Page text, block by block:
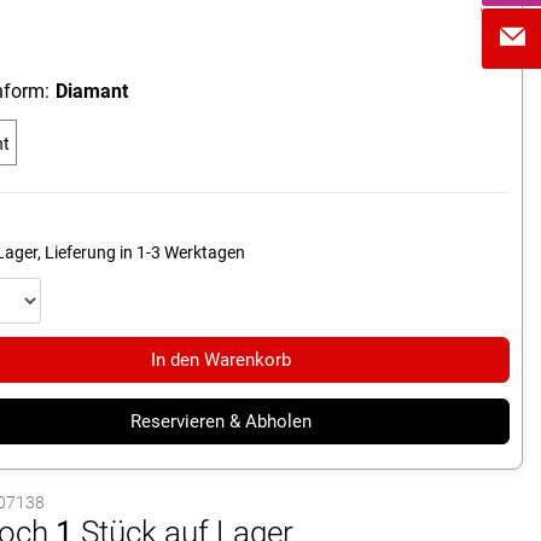
Diamant
Lieferung in 1-3 Werktagen
In den Warenkorb
Reservieren & Abholen
1 Stück auf Lager